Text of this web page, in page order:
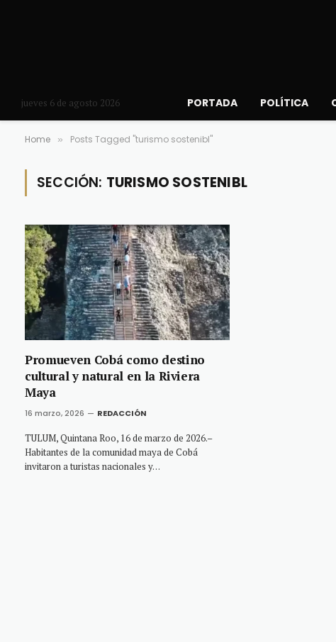
jueves 6 de agosto 2026 PORTADA POLÍTICA
Home » Posts Tagged "turismo sostenibl"
SECCIÓN: TURISMO SOSTENIBL
Promueven Cobá como destino
cultural y natural en la Riviera
Maya
16 marzo, 2026 REDACCIÓN
TULUM, Quintana Roo, 16 de marzo de 2026.–
Habitantes de la comunidad maya de Cobá
invitaron a turistas nacionales y…